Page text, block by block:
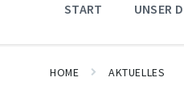
START UNSER
HOME AKTUELLES